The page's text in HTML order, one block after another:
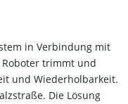
in Verbindung mit
trimmt und
und Wiederholbarkeit.
Die Lösung